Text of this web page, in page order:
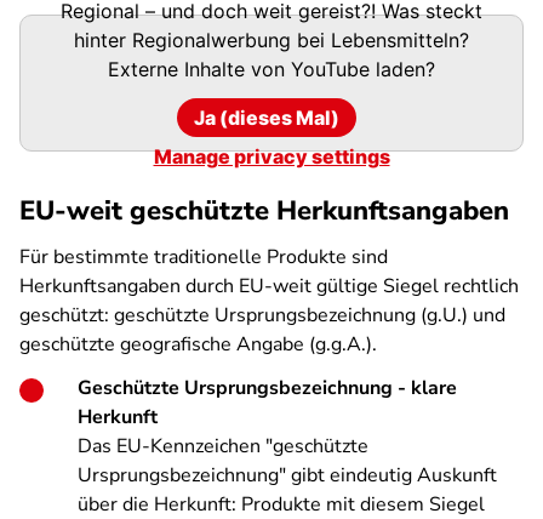
Regional – und doch weit gereist?! Was steckt
hinter Regionalwerbung bei Lebensmitteln?
Externe Inhalte von YouTube laden?
Ja (dieses Mal)
Manage privacy settings
EU-weit geschützte Herkunftsangaben
Für bestimmte traditionelle Produkte sind
Herkunftsangaben durch EU-weit gültige Siegel rechtlich
geschützt: geschützte Ursprungsbezeichnung (g.U.) und
geschützte geografische Angabe (g.g.A.).
Geschützte Ursprungsbezeichnung - klare
Herkunft
Das EU-Kennzeichen "geschützte
Ursprungsbezeichnung" gibt eindeutig Auskunft
über die Herkunft: Produkte mit diesem Siegel